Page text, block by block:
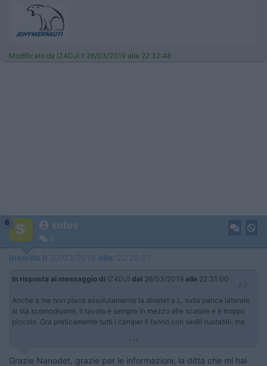
Modificato da IZ4DJI il 26/03/2019 alle 22:32:48
8 sofos
6
Inserito il 30/03/2019 alle: 22:25:01
In risposta al messaggio di IZ4DJI del 26/03/2019 alle 22:31:00
Anche a me non piace assolutamente la dinetet a L, sulla panca laterale
si sta scomodissimi, il tavolo è sempre in mezzo alle scatole e è troppo
piccolo. Ora praticamente tutti i camper li fanno con sedili ruotabili, ma
...
Grazie Nanodet, grazie per le informazioni; la ditta che mi hai